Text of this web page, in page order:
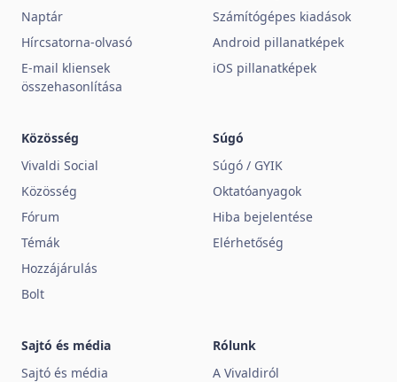
Naptár
Hírcsatorna-olvasó
E-mail kliensek
összehasonlítása
Számítógépes kiadások
Android pillanatképek
iOS pillanatképek
Közösség
Vivaldi Social
Közösség
Fórum
Témák
Hozzájárulás
Bolt
Súgó
Súgó / GYIK
Oktatóanyagok
Hiba bejelentése
Elérhetőség
Sajtó és média
Sajtó és média
Rólunk
A Vivaldiról